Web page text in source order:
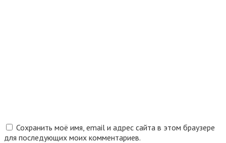
Сохранить моё имя, email и адрес сайта в этом браузере
для последующих моих комментариев.